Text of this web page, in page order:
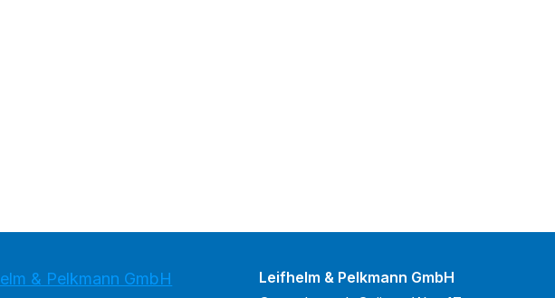
& Pelkmann GmbH
Leifhelm & Pelkmann GmbH